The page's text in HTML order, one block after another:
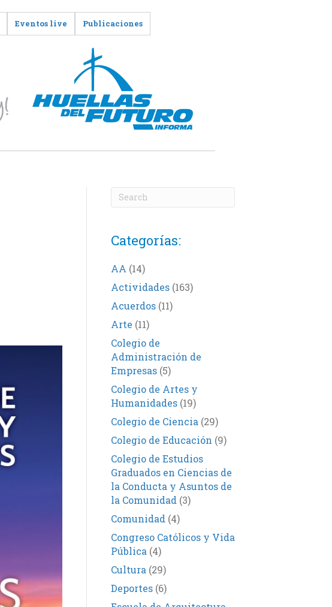
Eventos live Publicaciones
Categorías:
AA (14)
Actividades(163)
Acuerdos(11)
Arte (11)
Colegio de
Administración de
Empresas(5)
Colegio de Artes y
Humanidades(19)
Colegio de Ciencia (29)
Colegio de Educación (9)
Colegio de Estudios
Graduados en Ciencias de
la Conducta y Asuntos de
la Comunidad (3)
Comunidad (4)
Congreso Católicos y Vida
Pública (4)
Cultura (29)
Deportes(6)